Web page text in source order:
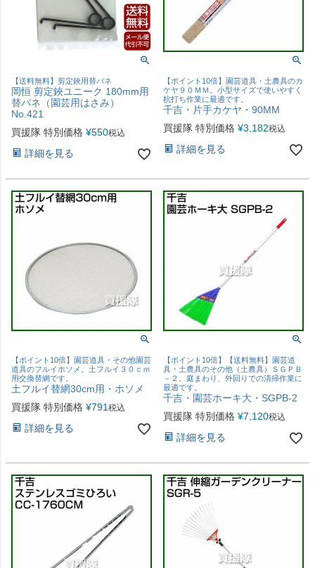
【送料無料】剪定鋏用替バネ
岡恒 剪定鋏ユニーク 180mm用
替バネ（園芸用はさみ）
No.421
買援隊 特別価格 ¥550税込
詳細を見る
【ポイント10倍】園芸道具・土農具のカ
ケヤ９０ＭＭ。小型サイズで使いやすく
杭打ち作業に最適です。
千吉・片手カケヤ・90MM
買援隊 特別価格 ¥3,182税込
詳細を見る
【ポイント10倍】園芸道具・その他園芸
道具のフルイホソメ。土フルイ３０ｃｍ
用交換替網です。
土フルイ替網30cm用・ホソメ
買援隊 特別価格 ¥791 税込
詳細を見る
【ポイント10倍】【送料無料】園芸道
具・土農具のその他（土農具）ＳＧＰＢ
－２。庭まわり、外回りでの清掃作業に
最適です。
千吉・園芸ホーキ大・SGPB-2
買援隊 特別価格 ¥7,120税込
詳細を見る